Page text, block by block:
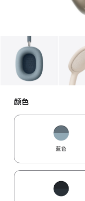
图库 1
颜色
蓝色